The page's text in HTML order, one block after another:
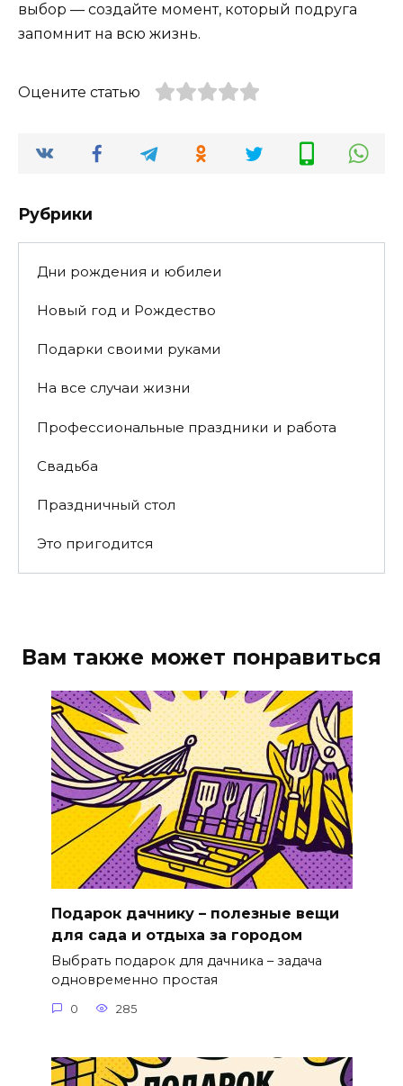
выбор — создайте момент, который подруга
запомнит на всю жизнь.
Оцените статью
Рубрики
Дни рождения и юбилеи
Новый год и Рождество
Подарки своими руками
На все случаи жизни
Профессиональные праздники и работа
Свадьба
Праздничный стол
Это пригодится
Вам также может понравиться
Подарок дачнику – полезные вещи
для сада и отдыха за городом
Выбрать подарок для дачника – задача
одновременно простая
0 285